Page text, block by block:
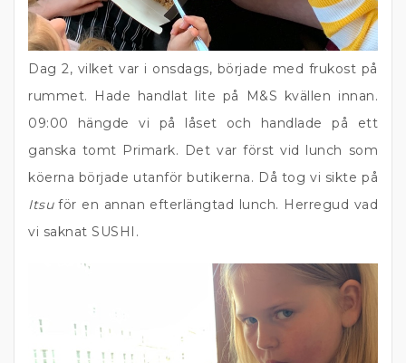
Dag 2, vilket var i onsdags, började med frukost på
rummet. Hade handlat lite på M&S kvällen innan.
09:00 hängde vi på låset och handlade på ett
ganska tomt Primark. Det var först vid lunch som
köerna började utanför butikerna. Då tog vi sikte på
Itsuför en annan efterlängtad lunch. Herregud vad
vi saknat SUSHI.